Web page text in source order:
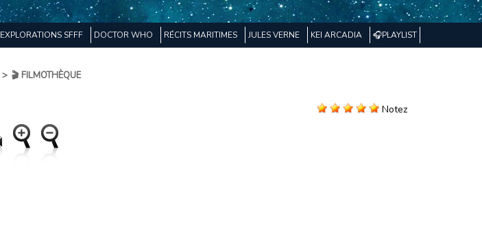
EXPLORATIONS SFFF DOCTOR WHO RÉCITS MARITIMES JULES VERNE KEI ARCADIA 🎧PLAYLIST
> 🎬 FILMOTHÈQUE
Notez